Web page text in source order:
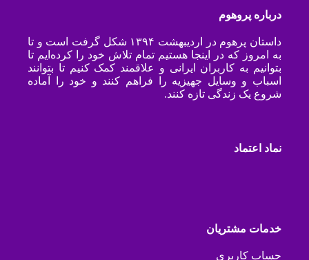
درباره پروهوم
داستان پرهوم در اردیبهشت ۱۳۹۴ شکل گرفت است و تا
به امروز که در اینجا هستیم تمام تلاش خود را کرده‌ایم تا
بتوانیم به کاربران ایرانی و علاقمند کمک کنیم تا بتوانند
اسباب و وسایل جهیزیه را فراهم کنند و خود را آماده
شروع یک زندگی تازه کنند.
نماد اعتماد
خدمات مشتریان
حساب کاربری